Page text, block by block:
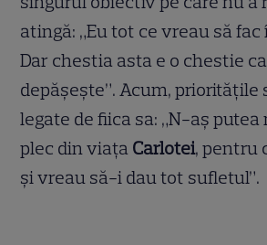
atingă: „Eu tot ce vreau să fac
Dar chestia asta e o chestie
depășește”. Acum, prioritățile
legate de fiica sa: „N-aș putea
plec din viața Carlotei, pentru
și vreau să-i dau tot sufletul”.